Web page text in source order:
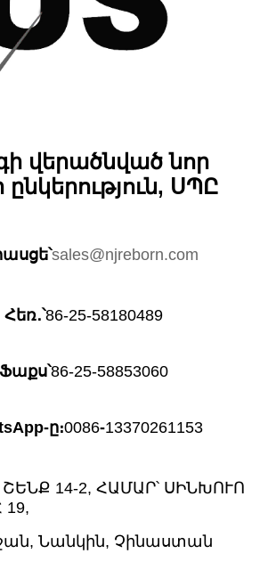
վերածնված նոր
ընկերություն, ՍՊԸ
sales@njreborn.com
Հեռ․՝86-25-58180489
Ֆաքս՝86-25-58853060
ը։0086-13370261153
ՇԵՆՔ 14-2, ՀԱՄԱՐ՝ ՍԻՆԽՈՒՈ
Նանկին, Չինաստան